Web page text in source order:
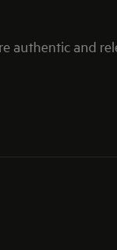
authentic and